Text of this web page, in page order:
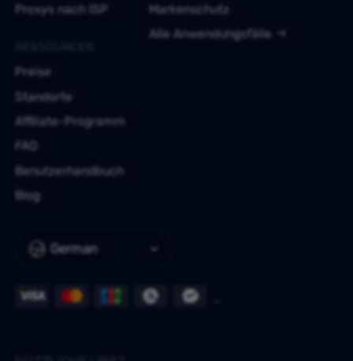
German
Proxys nach ISP
Markenschutz
Alle Anwendungsfälle
Preise
Standorte
Affiliate-Programm
FAQ
Benutzerhandbuch
Blog